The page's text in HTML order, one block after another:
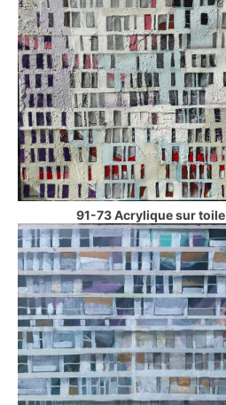
91-73 Acrylique sur toile